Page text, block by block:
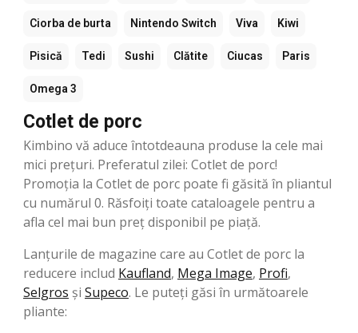
Ciorba de burta Nintendo Switch Viva Kiwi
Pisică Tedi Sushi Clătite Ciucas Paris
Omega 3
Cotlet de porc
Kimbino vă aduce întotdeauna produse la cele mai
mici prețuri. Preferatul zilei: Cotlet de porc!
Promoția la Cotlet de porc poate fi găsită în pliantul
cu numărul 0. Răsfoiți toate cataloagele pentru a
afla cel mai bun preț disponibil pe piață.
Lanțurile de magazine care au Cotlet de porc la
reducere includ Kaufland, Mega Image, Profi,
Selgros şi Supeco. Le puteți găsi în următoarele
pliante: